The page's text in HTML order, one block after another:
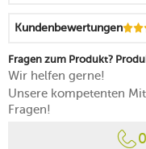
Kundenbewertungen
Fragen zum Produkt?
Wir helfen gerne!
Unsere kompetenten
Fragen!